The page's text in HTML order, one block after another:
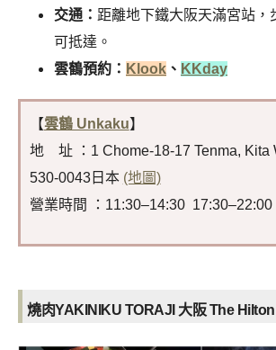
交通： 距離地下鐵大阪天滿宮站，
可抵達。
雲鶴預約： Klook 、 KKday
【雲鶴 Unkaku】
地 址 ：1 Chome-18-17 Tenma, Kita
530-0043日本 (地圖)
營業時間 ：11:30–14:30 17:30–22:00
燒肉YAKINIKU TORAJI 大阪 The